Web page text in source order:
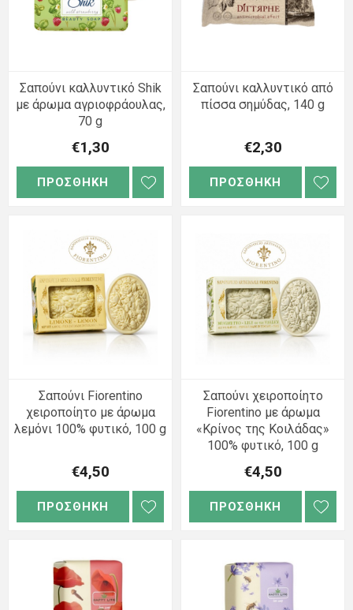
Σαπούνι καλλυντικό Shik
με άρωμα αγριοφράουλας,
70 g
€1,30
ΠΡΟΣΘΗΚΗ
Σαπούνι καλλυντικό από
πίσσα σημύδας, 140 g
€2,30
ΠΡΟΣΘΗΚΗ
Σαπούνι Fiorentino
χειροποίητο με άρωμα
λεμόνι 100% φυτικό, 100 g
€4,50
ΠΡΟΣΘΗΚΗ
Σαπούνι χειροποίητο
Fiorentino με άρωμα
«Κρίνος της Κοιλάδας»
100% φυτικό, 100 g
€4,50
ΠΡΟΣΘΗΚΗ